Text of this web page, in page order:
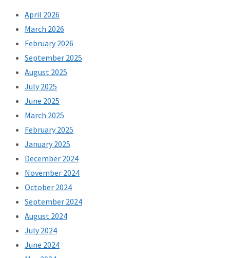
April 2026
March 2026
February 2026
September 2025
August 2025
July 2025
June 2025
March 2025
February 2025
January 2025
December 2024
November 2024
October 2024
September 2024
August 2024
July 2024
June 2024